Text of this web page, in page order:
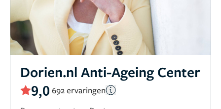
Dorien.nl Anti-Ageing Center
9,0 692 ervaringen